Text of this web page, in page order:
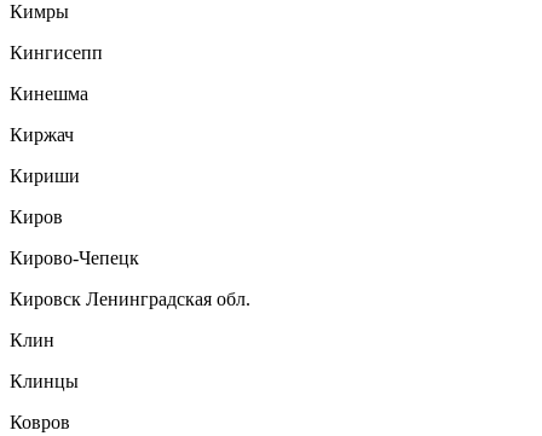
Кимры
Кингисепп
Кинешма
Киржач
Кириши
Киров
Кирово-Чепецк
Кировск Ленинградская обл.
Клин
Клинцы
Ковров